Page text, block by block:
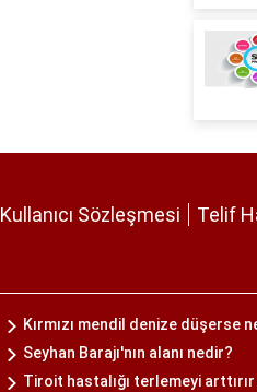
Kullanıcı Sözleşmesi Telif
Kırmızı mendil denize düşerse
Seyhan Barajı'nın alanı nedir?
Tiroit hastalığı terlemeyi arttırır